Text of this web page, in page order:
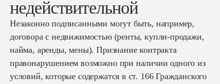
недействительной
Незаконно подписанными могут быть, например,
договора с недвижимостью (ренты, купли-продажи,
найма, аренды, мены). Признание контракта
правонарушением возможно при наличии одного из
условий, которые содержатся в ст. 166 Гражданского